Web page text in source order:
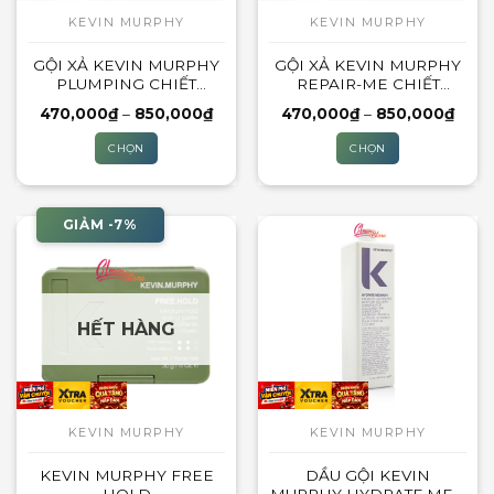
thể
chọn
trên
trang
sản
phẩm
KEVIN MURPHY
GỘI XẢ KEVIN MURPHY
PLUMPING CHIẾT
470,000₫ – 850,000₫Khoảng
giá:
850,000₫
CHỌN
này
có
nhiều
biến
Các
chọn
có
thể
chọn
KEVIN MURPHY
GỘI XẢ KEVIN MURPHY
REPAIR-ME CHIẾT
470,000₫ – 850,000₫
giá:
CHỌN
có
nhiều
biến
thể.
Các
tùy
chọn
có
thể
chọn
GIẢM -7%
HẾT HÀNG
KEVIN MURPHY
KEVIN MURPHY FREE
KEVIN MURPHY
DẦU GỘI KEVIN